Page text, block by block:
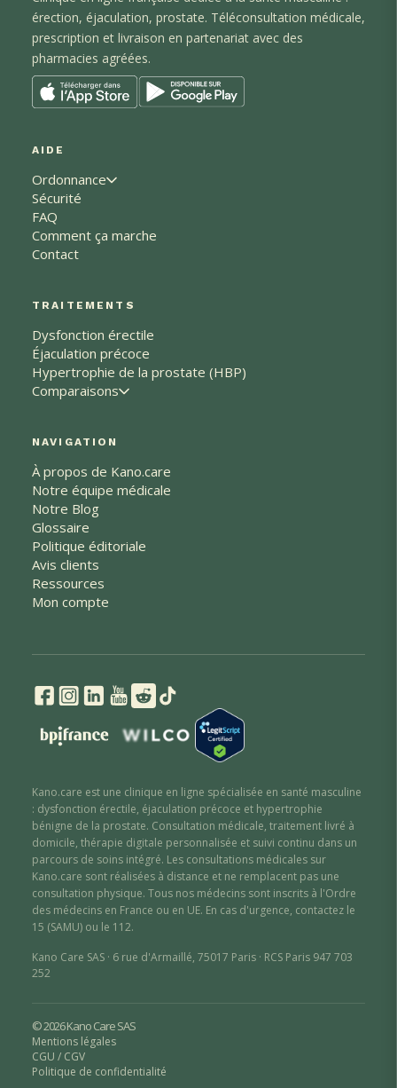
érection, éjaculation, prostate. Téléconsultation médicale,
prescription et livraison en partenariat avec des
pharmacies agréées.
AIDE
Ordonnance
Sécurité
FAQ
Comment ça marche
Contact
TRAITEMENTS
Dysfonction érectile
Éjaculation précoce
Hypertrophie de la prostate (HBP)
Comparaisons
NAVIGATION
À propos de Kano.care
Notre équipe médicale
Notre Blog
Glossaire
Politique éditoriale
Avis clients
Ressources
Mon compte
Kano.care est une clinique en ligne spécialisée en santé masculine
: dysfonction érectile, éjaculation précoce et hypertrophie
bénigne de la prostate. Consultation médicale, traitement livré à
domicile, thérapie digitale personnalisée et suivi continu dans un
parcours de soins intégré. Les consultations médicales sur
Kano.care sont réalisées à distance et ne remplacent pas une
consultation physique. Tous nos médecins sont inscrits à l'Ordre
des médecins en France ou en UE. En cas d'urgence, contactez le
15 (SAMU) ou le 112.
Kano Care SAS · 6 rue d'Armaillé, 75017 Paris · RCS Paris 947 703
252
© 2026 Kano Care SAS
Mentions légales
CGU / CGV
Politique de confidentialité